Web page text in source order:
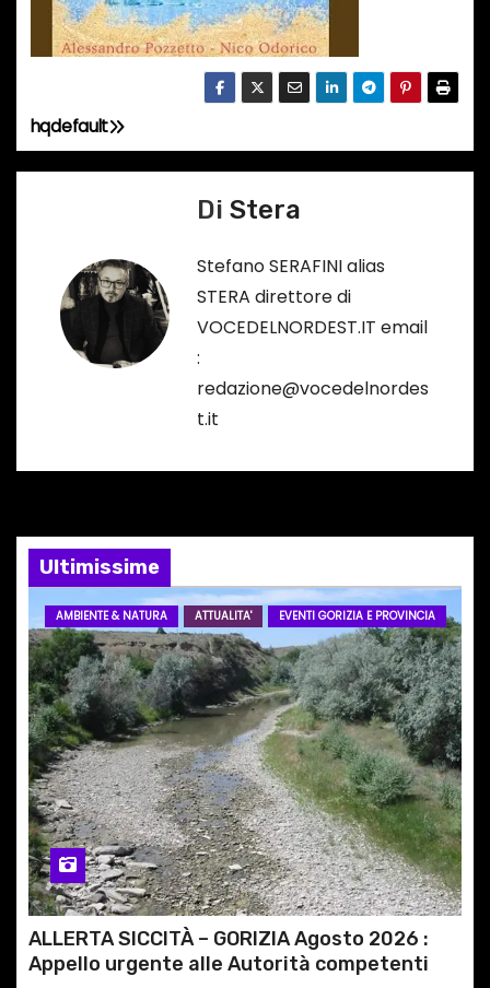
N
a
i
n
e
a
r
t
i
c
o
l
i
hqdefault
Di Stera
Stefano SERAFINI alias
STERA direttore di
VOCEDELNORDEST.IT email
:
redazione@vocedelnordes
t.it
Ultimissime
AMBIENTE & NATURA ATTUALITA' EVENTI GORIZIA E PROVINCIA
ALLERTA SICCITÀ – GORIZIA Agosto 2026 :
Appello urgente alle Autorità competenti